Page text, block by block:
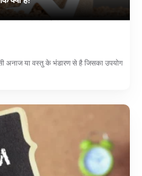
अनाज या वस्तु के भंडारण से है जिसका उपयोग